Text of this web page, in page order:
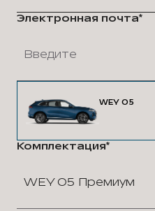
Электронная почта*
WEY 05
Комплектация*
WEY 05 Премиум